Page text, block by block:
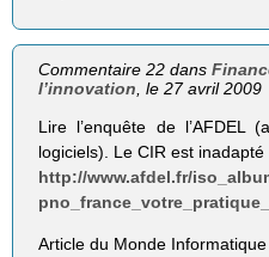
Commentaire 22 dans
l’innovation , le 27 avril 2009
Lire l’enquête de l’AFDEL
logiciels). Le CIR est inadapté
http://www.afdel.fr/
Article du Monde Informatique